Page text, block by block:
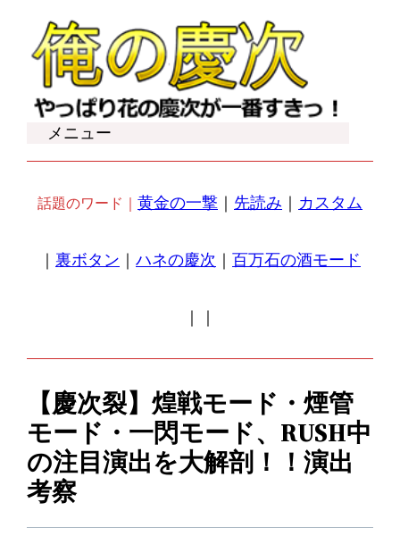
メニュー
話題のワード｜ 黄金の一撃 ｜ 先読み ｜ カスタム
｜ 裏ボタン ｜ ハネの慶次 ｜ 百万石の酒モード
｜ ｜
【慶次裂】煌戦モード・煙管
モード・一閃モード、RUSH中
の注目演出を大解剖！！演出
考察